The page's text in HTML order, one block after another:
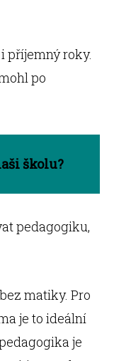
příjemný roky.
po
školu?
pedagogiku,
matiky. Pro
je to ideální
je